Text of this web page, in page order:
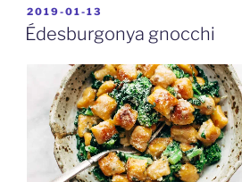
BEKÜLDVE:
2019-01-13
Édesburgonya gnocchi